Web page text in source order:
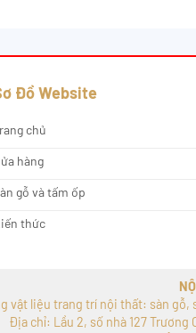
Đồ Website
chủ
hàng
gỗ và tấm ốp
thức
vật liệu trang trí nội thất: sàn
Địa chỉ: Lầu 2, số nhà 127 Trương